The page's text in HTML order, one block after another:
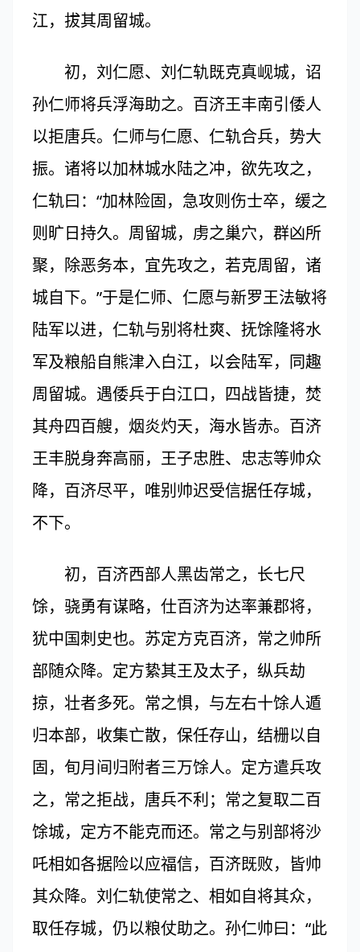
江，拔其周留城。
初，刘仁愿、刘仁轨既克真岘城，诏
孙仁师将兵浮海助之。百济王丰南引倭人
以拒唐兵。仁师与仁愿、仁轨合兵，势大
振。诸将以加林城水陆之冲，欲先攻之，
仁轨曰：“加林险固，急攻则伤士卒，缓之
则旷日持久。周留城，虏之巢穴，群凶所
聚，除恶务本，宜先攻之，若克周留，诸
城自下。”于是仁师、仁愿与新罗王法敏将
陆军以进，仁轨与别将杜爽、抚馀隆将水
军及粮船自熊津入白江，以会陆军，同趣
周留城。遇倭兵于白江口，四战皆捷，焚
其舟四百艘，烟炎灼天，海水皆赤。百济
王丰脱身奔高丽，王子忠胜、忠志等帅众
降，百济尽平，唯别帅迟受信据任存城，
不下。
初，百济西部人黑齿常之，长七尺
馀，骁勇有谋略，仕百济为达率兼郡将，
犹中国刺史也。苏定方克百济，常之帅所
部随众降。定方絷其王及太子，纵兵劫
掠，壮者多死。常之惧，与左右十馀人遁
归本部，收集亡散，保任存山，结栅以自
固，旬月间归附者三万馀人。定方遣兵攻
之，常之拒战，唐兵不利；常之复取二百
馀城，定方不能克而还。常之与别部将沙
吒相如各据险以应福信，百济既败，皆帅
其众降。刘仁轨使常之、相如自将其众，
取任存城，仍以粮仗助之。孙仁帅曰：“此